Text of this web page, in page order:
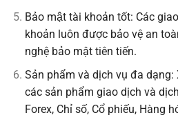
Bảo mật tài khoản tốt: Các
khoản luôn được bảo vệ an
nghệ bảo mật tiên tiến.
Sản phẩm và dịch vụ đa
các sản phẩm giao dịch và
Forex, Chỉ số, Cổ phiếu, Hàng